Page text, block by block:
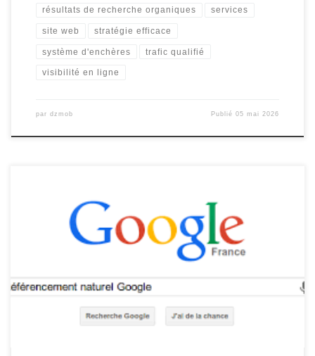
résultats de recherche organiques services
site web stratégie efficace
système d'enchères trafic qualifié
visibilité en ligne
par dzmob Publié05 mai 2026
Le Référencement sur Google : Clé de la Visibilité en Ligne Le
référencement sur Google est un élément essentiel pour toute
entreprise cherchant à accroître sa visibilité en ligne. En effet,
être bien positionné dans ses résultats peut […]